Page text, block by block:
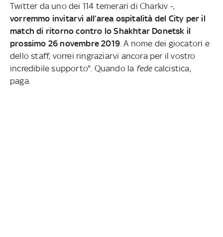
Twitter da uno dei 114 temerari di Charkiv -,
vorremmo invitarvi all’area ospitalità del City per il
match di ritorno contro lo Shakhtar Donetsk il
prossimo 26 novembre 2019 . A nome dei giocatori e
dello staff, vorrei ringraziarvi ancora per il vostro
incredibile supporto". Quando la fede calcistica,
paga.